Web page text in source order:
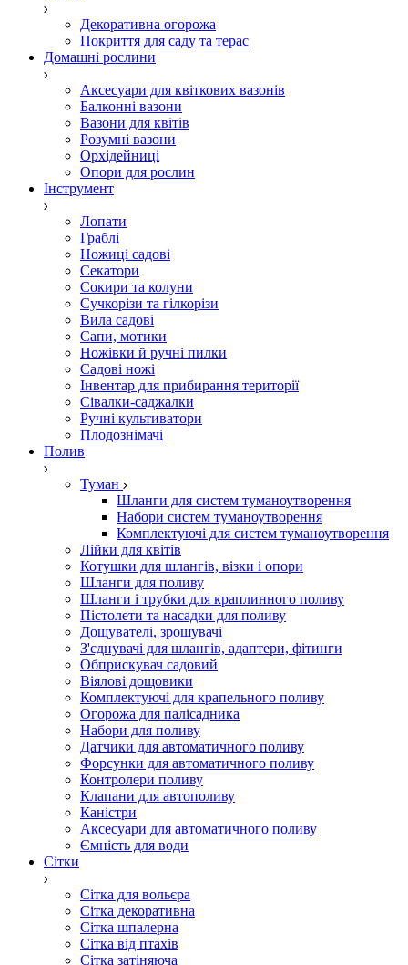
Декоративна огорожа
Покриття для саду та терас
Домашні рослини
Аксесуари для квіткових вазонів
Балконні вазони
Вазони для квітів
Розумні вазони
Орхідейниці
Опори для рослин
Інструмент
Лопати
Граблі
Ножиці садові
Секатори
Сокири та колуни
Сучкорізи та гілкорізи
Вила садові
Сапи, мотики
Ножівки й ручні пилки
Садові ножі
Інвентар для прибирання території
Сівалки-саджалки
Ручні культиватори
Плодознімачі
Полив
Туман
Шланги для систем туманоутворення
Набори систем туманоутворення
Комплектуючі для систем туманоутворення
Лійки для квітів
Котушки для шлангів, візки і опори
Шланги для поливу
Шланги і трубки для краплинного поливу
Пістолети та насадки для поливу
Дощувателі, зрошувачі
З'єднувачі для шлангів, адаптери, фітинги
Обприскувач садовий
Віялові дощовики
Комплектуючі для крапельного поливу
Огорожа для палісадника
Набори для поливу
Датчики для автоматичного поливу
Форсунки для автоматичного поливу
Контролери поливу
Клапани для автополиву
Каністри
Аксесуари для автоматичного поливу
Ємність для води
Сітки
Сітка для вольєра
Сітка декоративна
Сітка шпалерна
Сітка від птахів
Сітка затіняюча